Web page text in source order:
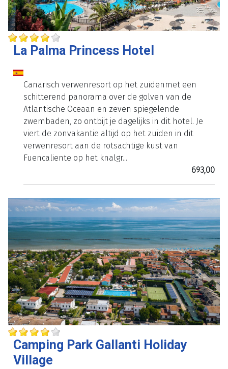
La Palma Princess Hotel
Canarisch verwenresort op het zuidenmet een
schitterend panorama over de golven van de
Atlantische Oceaan en zeven spiegelende
zwembaden, zo ontbijt je dagelijks in dit hotel. Je
viert de zonvakantie altijd op het zuiden in dit
verwenresort aan de rotsachtige kust van
Fuencaliente op het knalgr...
693,00
Camping Park Gallanti Holiday
Village